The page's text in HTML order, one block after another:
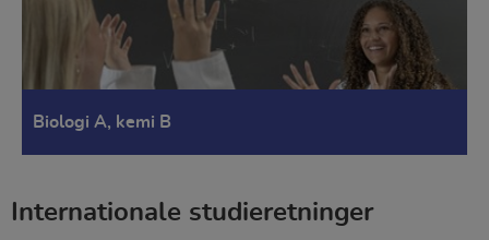
Biologi A, kemi B
Internationale studieretninger